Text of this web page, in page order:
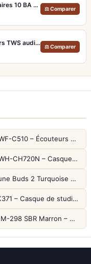
FiiO FA19 – Écouteurs intra-auriculaires 10 BA Knowles avec technologie S.Turbo
⚖ Comparer
Noble Audio FoKus Rex5 – Écouteurs TWS audiophiles tribrides
⚖ Comparer
Sony WF-C510 – Écouteurs True Wireless compacts, autonomie 22h et multipoint
Sony WH-CH720N – Casque ANC 35h, Ultra-léger (192g) avec Processeur V1
JBL Tune Buds 2 Turquoise – Écouteurs True Wireless avec ANC et autonomie 48h
AKG K371 – Casque de studio fermé 50mm titane, réponse 5Hz-50kHz
Muse M-298 SBR Marron – Casque Bluetooth ANC avec 66h d'autonomie